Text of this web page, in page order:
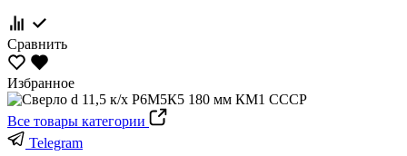
Сравнить
Избранное
Все товары категории
Telegram